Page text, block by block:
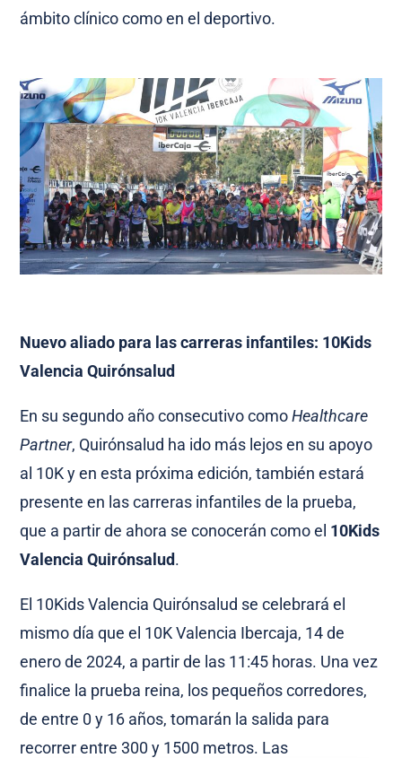
ámbito clínico como en el deportivo.
Nuevo aliado para las carreras infantiles: 10Kids
Valencia Quirónsalud
En su segundo año consecutivo comoHealthcare
Partner, Quirónsalud ha ido más lejos en su apoyo
al 10K y en esta próxima edición, también estará
presente en las carreras infantiles de la prueba,
que a partir de ahora se conocerán como el 10Kids
Valencia Quirónsalud.
El 10Kids Valencia Quirónsalud se celebrará el
mismo día que el 10K Valencia Ibercaja, 14 de
enero de 2024, a partir de las 11:45 horas. Una vez
finalice la prueba reina, los pequeños corredores,
de entre 0 y 16 años, tomarán la salida para
recorrer entre 300 y 1500 metros. Las